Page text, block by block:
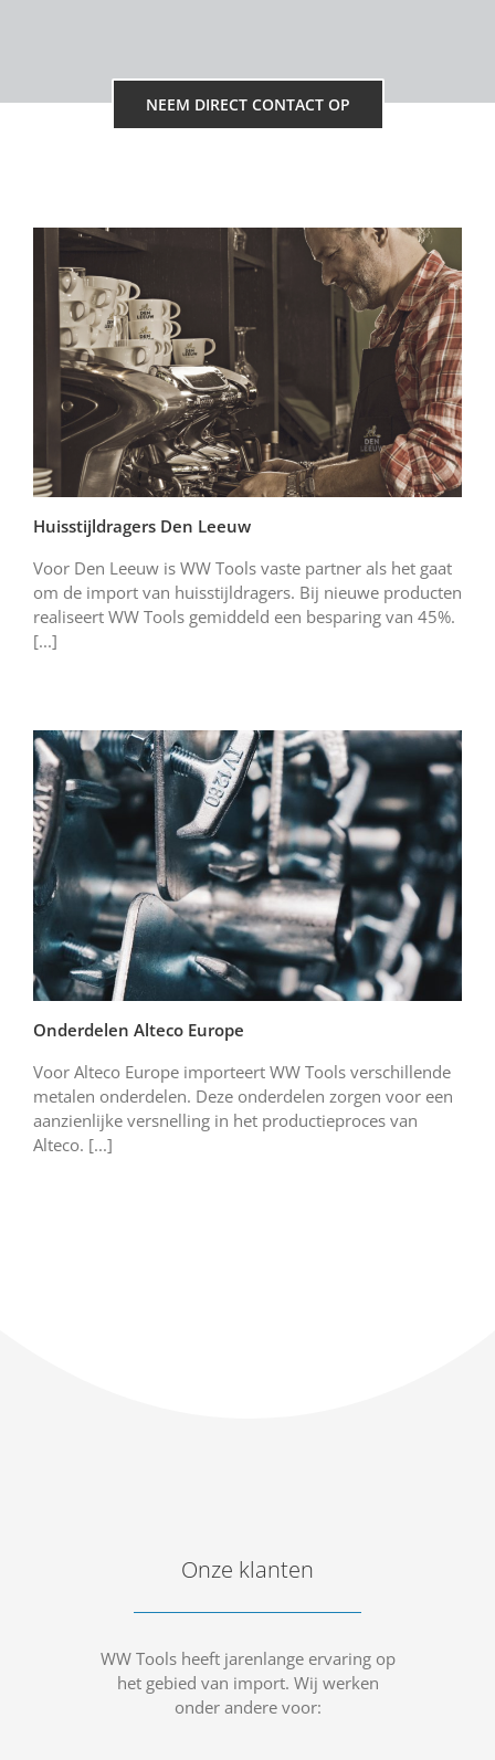
NEEM DIRECT CONTACT OP
Huisstijldragers Den Leeuw
Voor Den Leeuw is WW Tools vaste partner als het gaat
om de import van huisstijldragers. Bij nieuwe producten
realiseert WW Tools gemiddeld een besparing van 45%.
[...]
Onderdelen Alteco Europe
Voor Alteco Europe importeert WW Tools verschillende
metalen onderdelen. Deze onderdelen zorgen voor een
aanzienlijke versnelling in het productieproces van
Alteco. [...]
Onze klanten
WW Tools heeft jarenlange ervaring op
het gebied van import. Wij werken
onder andere voor: